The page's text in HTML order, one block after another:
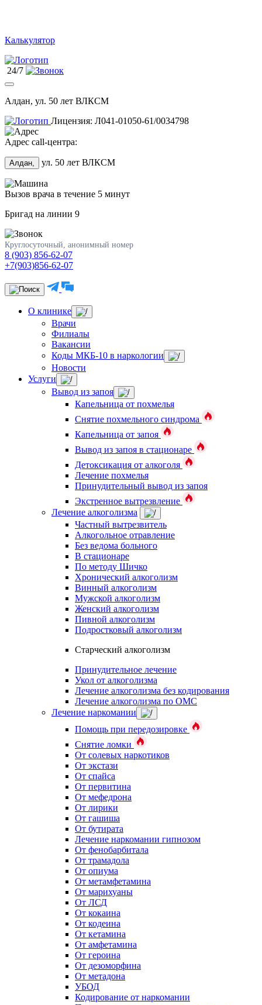
Калькулятор
24/7
Алдан, ул. 50 лет ВЛКСМ
Лицензия: Л041-01050-61/0034798
Адрес call-центра:
Алдан, ул. 50 лет ВЛКСМ
Вызов врача в течение 5 минут
Бригад на линии 9
Круглосуточный, анонимный номер
8 (903) 856-62-07
+7(903)856-62-07
О клинике
Врачи
Филиалы
Вакансии
Коды МКБ-10 в наркологии
Новости
Услуги
Вывод из запоя
Капельница от похмелья
Снятие похмельного синдрома
Капельница от запоя
Вывод из запоя в стационаре
Детоксикация от алкоголя
Лечение похмелья
Принудительный вывод из запоя
Экстренное вытрезвление
Лечение алкоголизма
Частный вытрезвитель
Алкогольное отравление
Без ведома больного
В стационаре
По методу Шичко
Хронический алкоголизм
Винный алкоголизм
Мужской алкоголизм
Женский алкоголизм
Пивной алкоголизм
Подростковый алкоголизм
Старческий алкоголизм
Принудительное лечение
Укол от алкоголизма
Лечение алкоголизма без кодирования
Лечение алкоголизма по ОМС
Лечение наркомании
Помощь при передозировке
Снятие ломки
От солевых наркотиков
От экстази
От спайса
От первитина
От мефедрона
От лирики
От гашиша
От бутирата
Лечение наркомании гипнозом
От фенобарбитала
От трамадола
От опиума
От метамфетамина
От марихуаны
От ЛСД
От кокаина
От кодеина
От кетамина
От амфетамина
От героина
От дезоморфина
От метадона
УБОД
Кодирование от наркомании